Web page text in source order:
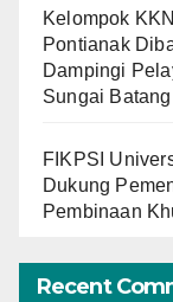
Kelompok
Pontianak
Dampingi
Sungai Batang
FIKPSI
Dukung
Pembinaan
Recent